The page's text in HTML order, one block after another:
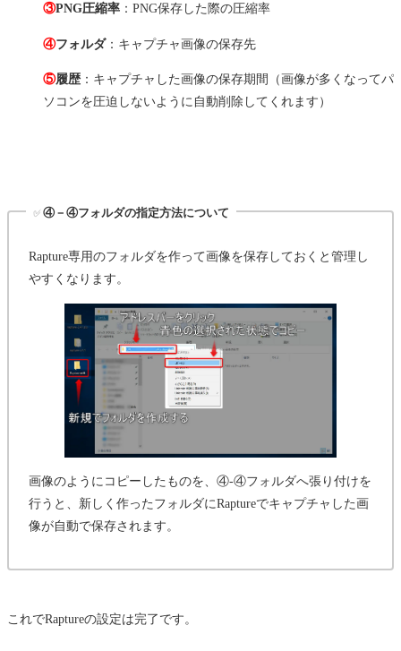
③PNG圧縮率 ：PNG保存した際の圧縮率
④フォルダ：キャプチャ画像の保存先
⑤履歴 ：キャプチャした画像の保存期間（画像が多くなってパ
ソコンを圧迫しないように自動削除してくれます）
✅④－④フォルダの指定方法について
Rapture専用のフォルダを作って画像を保存しておくと管理し
やすくなります。
画像のようにコピーしたものを、④-④フォルダへ張り付けを
行うと、新しく作ったフォルダにRaptureでキャプチャした画
像が自動で保存されます。
これでRaptureの設定は完了です。